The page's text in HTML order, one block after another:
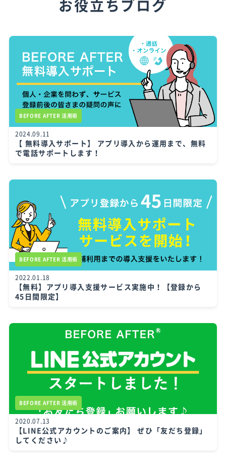
お役立ちブログ
BEFORE AFTER 活用術
2024.09.11
【 無料導入サポート】 アプリ導入から運用まで、無料
で電話サポートします！
BEFORE AFTER 活用術
2022.01.18
【無料】アプリ導入支援サービス実施中！【登録から
45日間限定】
BEFORE AFTER 活用術
2020.07.13
【LINE公式アカウントのご案内】 ぜひ「友だち登録」
してください♪